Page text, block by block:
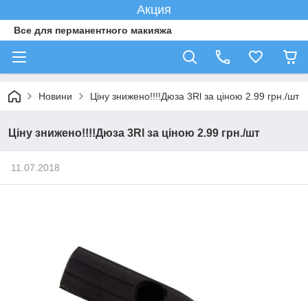
Акция
Все для перманентного макияжа
Новини Ціну знижено!!!!Дюза 3Rl за ціною 2.99 грн./шт
Ціну знижено!!!!Дюза 3Rl за ціною 2.99 грн./шт
11.07.2018